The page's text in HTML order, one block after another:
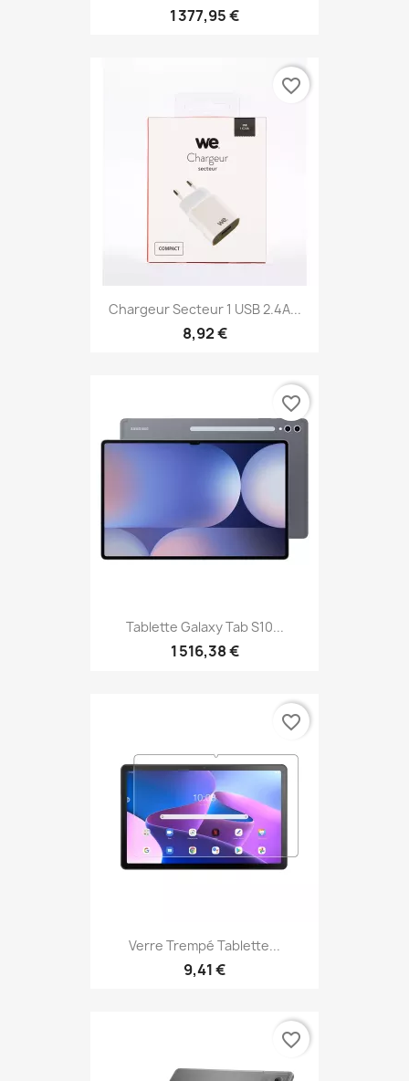
1 377,95 €
Chargeur Secteur 1 USB 2.4A...
8,92 €
favorite_border
Tablette Galaxy Tab S10...
1 516,38 €
favorite_border
Verre Trempé Tablette...
9,41 €
favorite_border
favorite_border